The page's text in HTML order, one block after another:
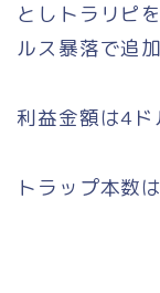
としトラリピ
ルス暴落で追
利益金額は4ド
トラップ本数